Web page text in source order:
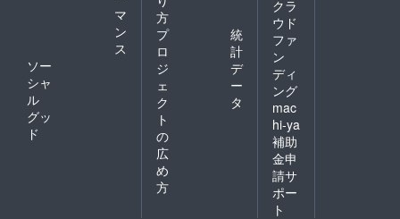
マ
ン
ス
ソー
シャ
ル
グッ
ド
方
プ
ロ
ジ
ェ
ク
ト
の
広
め
方
統
計
デ
ー
タ
クラ
ウド
ファ
ン
ディ
ング
mac
hi-ya
補助
金申
請サ
ポー
ト